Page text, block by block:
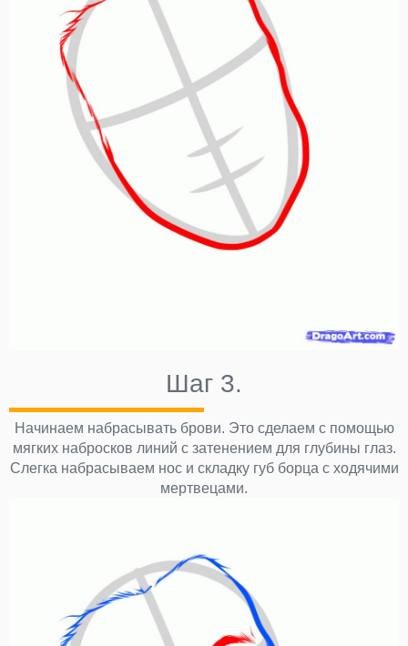
Шаг 3.
Начинаем набрасывать брови. Это сделаем с помощью
мягких набросков линий с затенением для глубины глаз.
Слегка набрасываем нос и складку губ борца с ходячими
мертвецами.